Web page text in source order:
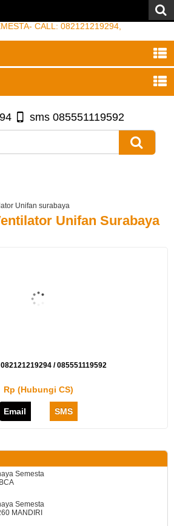
sms 085551119592
Unifan surabaya
Unifan Surabaya
/ 085551119592
Rp (Hubungi CS)
Email SMS
Semesta
Semesta
MANDIRI